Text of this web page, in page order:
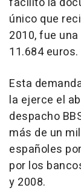
único que
2010, fue
11.684 euros.
Esta
la ejerce el
despacho
más de un
españoles
por los
y 2008.